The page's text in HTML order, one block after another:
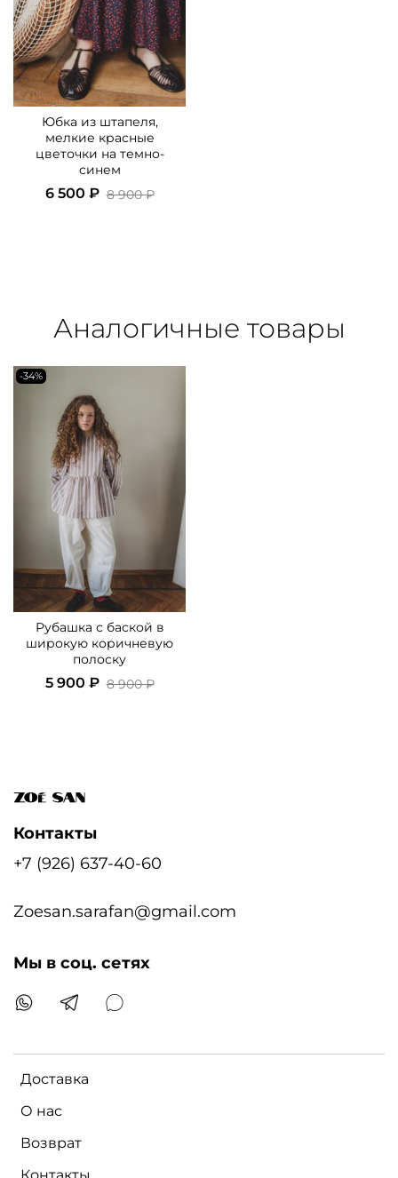
Юбка из штапеля,
мелкие красные
цветочки на темно-
синем
6 500 ₽ 8 900 ₽
Аналогичные товары
-34%
Рубашка с баской в
широкую коричневую
полоску
5 900 ₽ 8 900 ₽
Доставка
О нас
Возврат
Контакты
Контакты
+7 (926) 637-40-60
Zoesan.sarafan@gmail.com
Мы в соц. сетях